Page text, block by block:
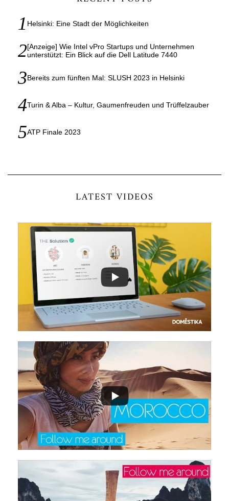
Helsinki: Eine Stadt der Möglichkeiten
[Anzeige] Wie Intel vPro Startups und Unternehmen
unterstützt: Ein Blick auf die Dell Latitude 7440
Bereits zum fünften Mal: SLUSH 2023 in Helsinki
Turin & Alba – Kultur, Gaumenfreuden und Trüffelzauber
ATP Finale 2023
LATEST VIDEOS